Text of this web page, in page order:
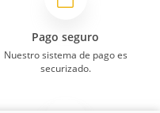
Pago seguro
Nuestro sistema de pago es
securizado.